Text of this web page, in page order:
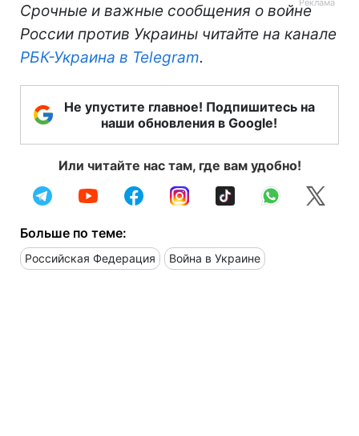
Срочные и важные сообщения о войне
России против Украины читайте на канале
РБК-Украина в Telegram.
Не упустите главное! Подпишитесь на
наши обновления в Google!
Или читайте нас там, где вам удобно!
Больше по теме:
Российская Федерация Война в Украине